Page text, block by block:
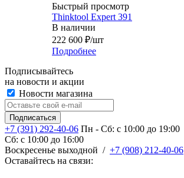
Быстрый просмотр
Thinktool Expert 391
В наличии
222 600 ₽/шт
Подробнее
Подписывайтесь
на новости и акции
Новости магазина
+7 (391) 292-40-06 Пн - Сб: c 10:00 до 19:00
Сб: c 10:00 до 16:00
​Воскресенье выходной / +7 (908) 212-40-06
Оставайтесь на связи: